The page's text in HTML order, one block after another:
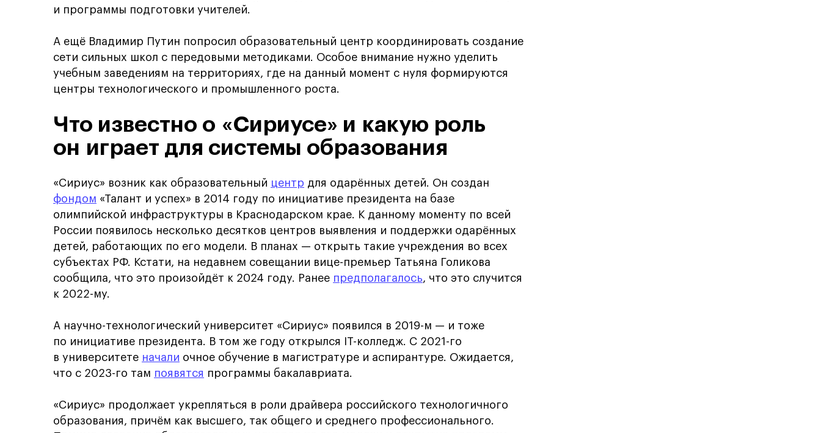
и программы подготовки учителей.
А ещё Владимир Путин попросил образовательный центр координировать создание
сети сильных школ с передовыми методиками. Особое внимание нужно уделить
учебным заведениям на территориях, где на данный момент с нуля формируются
центры технологического и промышленного роста.
Что известно о «Сириусе» и какую роль
он играет для системы образования
«Сириус» возник как образовательный центр для одарённых детей. Он создан
фондом «Талант и успех» в 2014 году по инициативе президента на базе
олимпийской инфраструктуры в Краснодарском крае. К данному моменту по всей
России появилось несколько десятков центров выявления и поддержки одарённых
детей, работающих по его модели. В планах — открыть такие учреждения во всех
субъектах РФ. Кстати, на недавнем совещании вице-премьер Татьяна Голикова
сообщила, что это произойдёт к 2024 году. Ранее предполагалось, что это случится
к 2022-му.
А научно-технологический университет «Сириус» появился в 2019-м — и тоже
по инициативе президента. В том же году открылся IT-колледж. С 2021-го
в университете начали очное обучение в магистратуре и аспирантуре. Ожидается,
что с 2023-го там появятся программы бакалавриата.
«Сириус» продолжает укрепляться в роли драйвера российского технологичного
образования, причём как высшего, так общего и среднего профессионального.